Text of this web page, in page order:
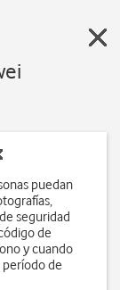
puedan
seguridad
de
y cuando
de